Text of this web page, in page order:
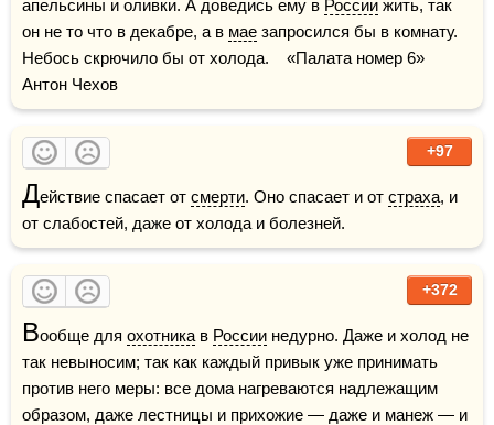
апельсины и оливки. А доведись ему в России жить, так
он не то что в декабре, а в мае запросился бы в комнату.
Небось скрючило бы от холода.    «Палата номер 6»
Антон Чехов
+97
Действие спасает от смерти. Оно спасает и от страха, и
от слабостей, даже от холода и болезней.
+372
Вообще для охотника в России недурно. Даже и холод не
так невыносим; так как каждый привык уже принимать
против него меры: все дома нагреваются надлежащим
образом, даже лестницы и прихожие — даже и манеж — и